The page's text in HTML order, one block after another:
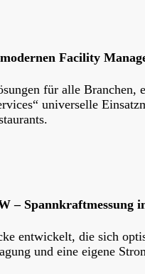
Facility
für alle Branchen,
universelle
– Spannkraftmessung
entwickelt, die sich
und eine eigene